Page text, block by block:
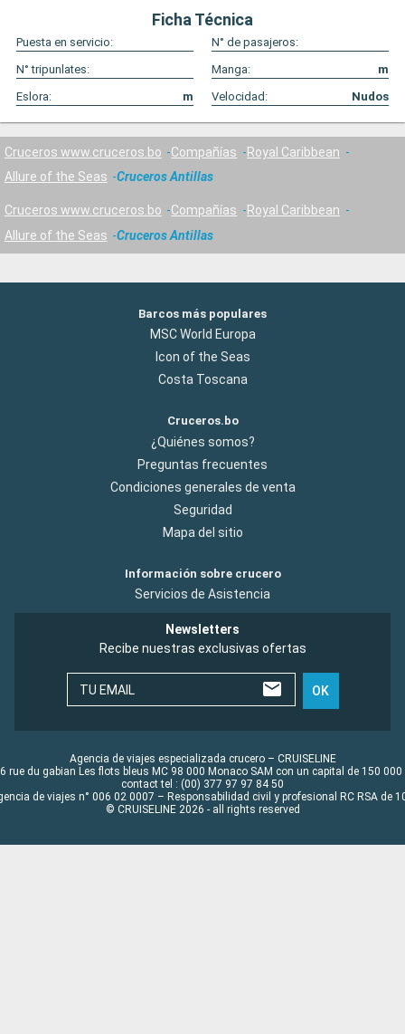
Ficha Técnica
Puesta en servicio:
N° de pasajeros:
N° tripunlates:
Manga:
m
Eslora:
m Velocidad: Nudos
Cruceros www.cruceros.bo Compañías
Royal Caribbean
Allure of the Seas
Cruceros Antillas
Cruceros www.cruceros.bo Compañías
Royal Caribbean
Allure of the Seas
Cruceros Antillas
Barcos más populares
MSC World Europa
Icon of the Seas
Costa Toscana
Cruceros.bo
¿Quiénes somos?
Preguntas frecuentes
Condiciones generales de venta
Seguridad
Mapa del sitio
Información sobre crucero
Servicios de Asistencia
Newsletters
Recibe nuestras exclusivas ofertas
TU EMAIL OK
Agencia de viajes especializada crucero – CRUISELINE
rue du gabian Les flots bleus MC 98 000 Monaco SAM con un capital de 150 000
contact tel : (00) 377 97 97 84 50
de viajes n° 006 02 0007 – Responsabilidad civil y profesional RC RSA de
© CRUISELINE 2026 - all rights reserved